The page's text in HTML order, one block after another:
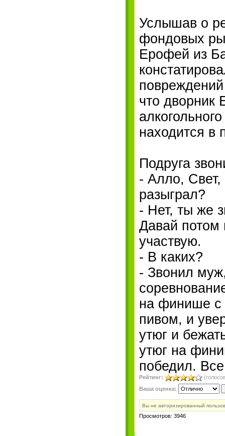
Услышав о
фондовых
Ерофей из
что дворник
находится в
Подруга
- Алло, Свет,
разыграл?
- Нет, ты же
Давай потом
участвую.
- В каких?
- Звонил
на финише с
пивом, и
утюг и
утюг на
победил.
Рейтинг:
Ваша оценка:
Вы не авторизированный
Просмотров: 3946